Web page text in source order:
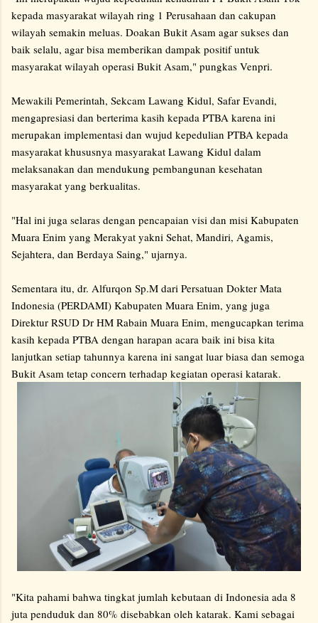
kepada masyarakat wilayah ring 1 Perusahaan dan cakupan
wilayah semakin meluas. Doakan Bukit Asam agar sukses dan
baik selalu, agar bisa memberikan dampak positif untuk
masyarakat wilayah operasi Bukit Asam," pungkas Venpri.
Mewakili Pemerintah, Sekcam Lawang Kidul, Safar Evandi,
mengapresiasi dan berterima kasih kepada PTBA karena ini
merupakan implementasi dan wujud kepedulian PTBA kepada
masyarakat khususnya masyarakat Lawang Kidul dalam
melaksanakan dan mendukung pembangunan kesehatan
masyarakat yang berkualitas.
"Hal ini juga selaras dengan pencapaian visi dan misi Kabupaten
Muara Enim yang Merakyat yakni Sehat, Mandiri, Agamis,
Sejahtera, dan Berdaya Saing," ujarnya.
Sementara itu, dr. Alfurqon Sp.M dari Persatuan Dokter Mata
Indonesia (PERDAMI) Kabupaten Muara Enim, yang juga
Direktur RSUD Dr HM Rabain Muara Enim, mengucapkan terima
kasih kepada PTBA dengan harapan acara baik ini bisa kita
lanjutkan setiap tahunnya karena ini sangat luar biasa dan semoga
Bukit Asam tetap concern terhadap kegiatan operasi katarak.
"Kita pahami bahwa tingkat jumlah kebutaan di Indonesia ada 8
juta penduduk dan 80% disebabkan oleh katarak. Kami sebagai